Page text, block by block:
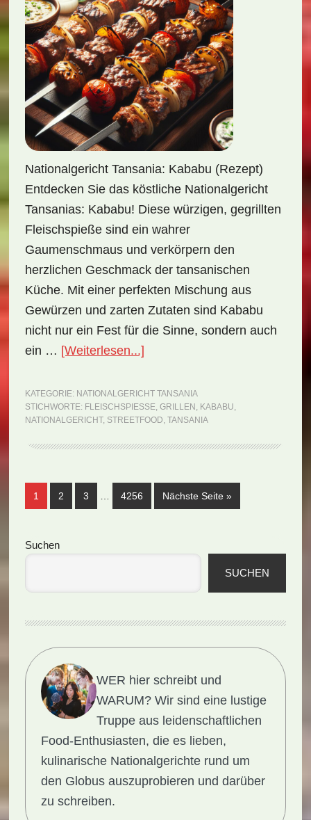
Nationalgericht Tansania: Kababu (Rezept)
Entdecken Sie das köstliche Nationalgericht
Tansanias: Kababu! Diese würzigen, gegrillten
Fleischspieße sind ein wahrer
Gaumenschmaus und verkörpern den
herzlichen Geschmack der tansanischen
Küche. Mit einer perfekten Mischung aus
Gewürzen und zarten Zutaten sind Kababu
nicht nur ein Fest für die Sinne, sondern auch
ein … [Weiterlesen...]ÜberNationalgericht
Kababu
(Rezept)
KATEGORIE: NATIONALGERICHT TANSANIA
STICHWORTE: FLEISCHSPIESSE , GRILLEN , KABABU,
NATIONALGERICHT, STREETFOOD, TANSANIA
Seite
1 Seite
2 Seite
3 Seite
4256 Nächste Seite aufrufen
»
Seitenspalte
Suchen
SUCHEN
WER hier schreibt und
WARUM? Wir sind eine lustige
Truppe aus leidenschaftlichen
Food-Enthusiasten, die es lieben,
kulinarische Nationalgerichte rund um
den Globus auszuprobieren und darüber
zu schreiben.